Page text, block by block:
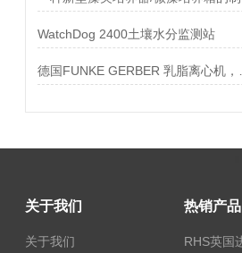
WatchDog 2400土壤水分监测站
关于我们
关于我们
热销产品